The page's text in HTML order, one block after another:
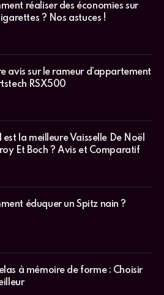
réaliser des économies sur
? Nos astuces !
avis sur le rameur d’appartement
RSX500
est la meilleure Vaisselle De Noël
Et Boch ? Avis et Comparatif
éduquer un Spitz nain ?
à mémoire de forme : Choisir